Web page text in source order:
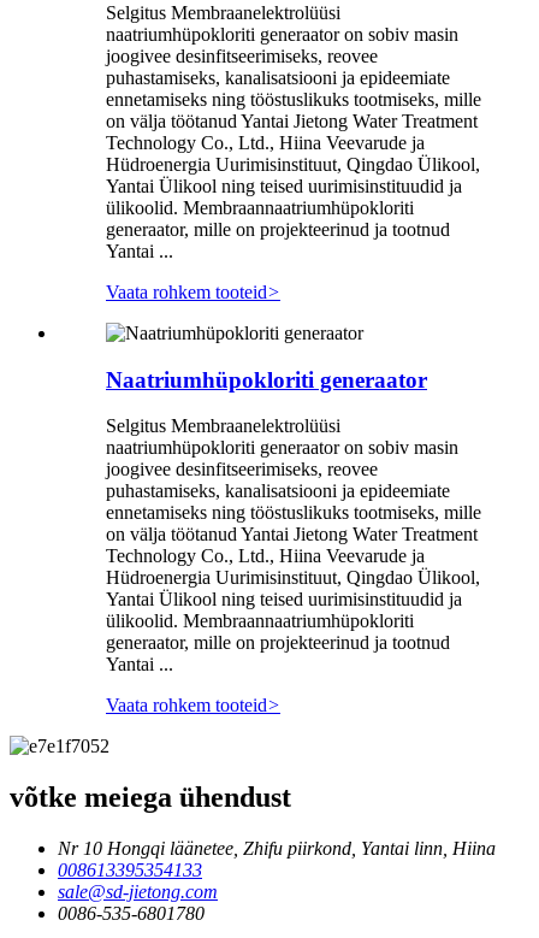
Selgitus Membraanelektrolüüsi
naatriumhüpokloriti generaator on sobiv masin
joogivee desinfitseerimiseks, reovee
puhastamiseks, kanalisatsiooni ja epideemiate
ennetamiseks ning tööstuslikuks tootmiseks, mille
on välja töötanud Yantai Jietong Water Treatment
Technology Co., Ltd., Hiina Veevarude ja
Hüdroenergia Uurimisinstituut, Qingdao Ülikool,
Yantai Ülikool ning teised uurimisinstituudid ja
ülikoolid. Membraannaatriumhüpokloriti
generaator, mille on projekteerinud ja tootnud
Yantai ...
Vaata rohkem tooteid>
Naatriumhüpokloriti generaator
Selgitus Membraanelektrolüüsi
naatriumhüpokloriti generaator on sobiv masin
joogivee desinfitseerimiseks, reovee
puhastamiseks, kanalisatsiooni ja epideemiate
ennetamiseks ning tööstuslikuks tootmiseks, mille
on välja töötanud Yantai Jietong Water Treatment
Technology Co., Ltd., Hiina Veevarude ja
Hüdroenergia Uurimisinstituut, Qingdao Ülikool,
Yantai Ülikool ning teised uurimisinstituudid ja
ülikoolid. Membraannaatriumhüpokloriti
generaator, mille on projekteerinud ja tootnud
Yantai ...
Vaata rohkem tooteid>
võtke meiega ühendust
Nr 10 Hongqi läänetee, Zhifu piirkond, Yantai linn, Hiina
008613395354133
sale@sd-jietong.com
0086-535-6801780